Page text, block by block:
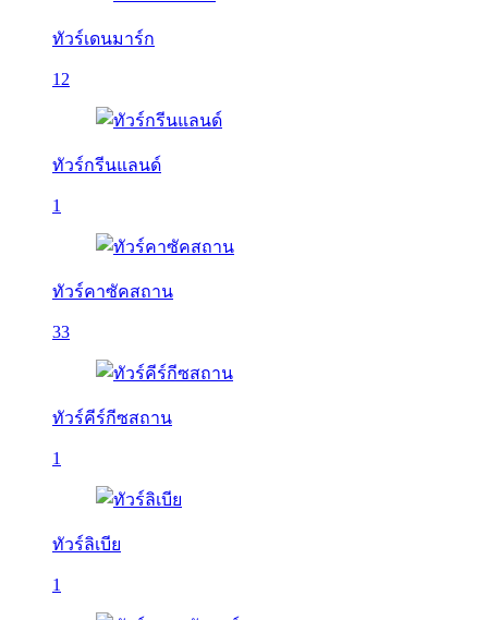
ทัวร์เดนมาร์ก
12
ทัวร์กรีนแลนด์
1
ทัวร์คาซัคสถาน
33
ทัวร์คีร์กีซสถาน
1
ทัวร์ลิเบีย
1